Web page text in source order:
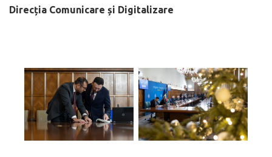
Direcția Comunicare și Digitalizare